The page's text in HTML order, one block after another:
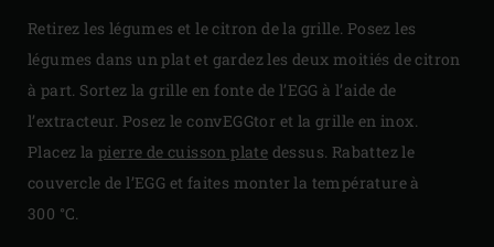
Retirez les légumes et le citron de la grille. Posez les
légumes dans un plat et gardez les deux moitiés de citron
à part. Sortez la grille en fonte de l’EGG à l’aide de
l’extracteur. Posez le convEGGtor et la grille en inox.
Placez la pierre de cuisson plate dessus. Rabattez le
couvercle de l’EGG et faites monter la température à
300 °C.